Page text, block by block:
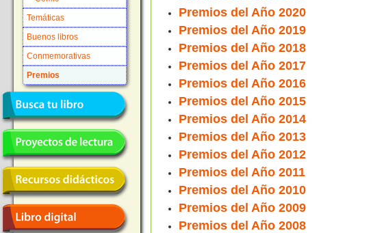
Temáticas
Buenos libros
Conmemorativas
Premios
Premios del Año 2020
Premios del Año 2019
Premios del Año 2018
Premios del Año 2017
Premios del Año 2016
Premios del Año 2015
Premios del Año 2014
Premios del Año 2013
Premios del Año 2012
Premios del Año 2011
Premios del Año 2010
Premios del Año 2009
Premios del Año 2008